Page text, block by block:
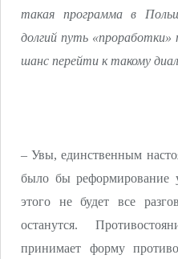
такая программа в
долгий путь
шанс перейти к такому
– Увы, единственным
было бы реформирование
этого не будет все
останутся.
принимает форму